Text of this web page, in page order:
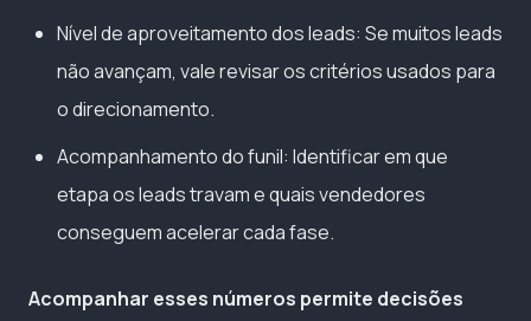
Nível de aproveitamento dos leads: Se muitos leads
não avançam, vale revisar os critérios usados para
o direcionamento.
Acompanhamento do funil: Identificar em que
etapa os leads travam e quais vendedores
conseguem acelerar cada fase.
Acompanhar esses números permite decisões